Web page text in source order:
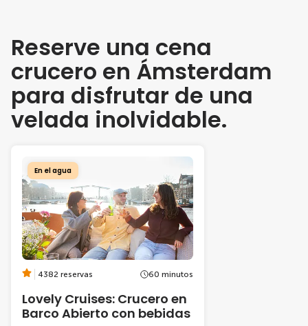
Reserve una cena
crucero en Ámsterdam
para disfrutar de una
velada inolvidable.
En el agua
4382 reservas 60 minutos
Lovely Cruises: Crucero en
Barco Abierto con bebidas